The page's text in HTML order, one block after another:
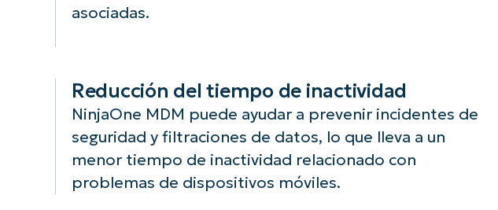
asociadas.
Reducción del tiempo de inactividad
NinjaOne MDM puede ayudar a prevenir incidentes de
seguridad y filtraciones de datos, lo que lleva a un
menor tiempo de inactividad relacionado con
problemas de dispositivos móviles.